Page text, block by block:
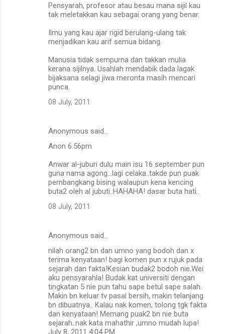
Pensyarah, profesor atau besau mana sijil kau
tak meletakkan kau sebagai orang yang benar.
Ilmu yang kau ajar rigid berulang-ulang tak
menjadikan kau arif semua bidang.
Manusia tidak sempurna dan takkan mulia
kerana sijilnya. Usahlah mendabik dada lagak
bijaksana selagi jiwa meronta masih mencari
punca.
08 July, 2011
Anonymous said…
Anon 6.56pm
Anwar al-juburi dulu main isu 16 september pun
guna nama agong...lagi celaka..takde pun puak
pembangkang bising walaupun kena kencing
buta2 oleh al jubuti..HAHAHA! dasar buta hati..
08 July, 2011
Anonymous said…
nilah orang2 bn dan umno yang bodoh dan x
terima kenyataan! bagi komen pun x rujuk pada
sejarah dan fakta!Kesian budak2 bodoh nie.Wei
aku pensyarahla! Budak kat universiti dengan
tingkatan 5 nie pun tahu sape betul sape salah.
Makin bn keluar tv pasal bersih, makin telanjang
bn dibuatnya.. Kalau nak komen, tolong tgk fakta
dan kenyataan! Memang puak2 bn nie buta
sejarah..nak kata mahathir ,umno mudah lupa!
July 8, 2011 4:04 PM